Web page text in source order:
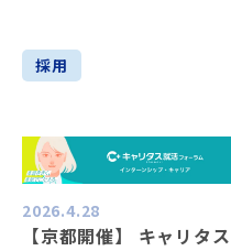
採用
2026.4.28
【京都開催】 キャリタス